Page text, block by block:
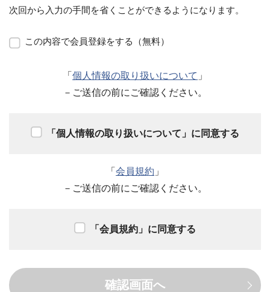
次回から入力の手間を省くことができるようになります。
この内容で会員登録をする（無料）
「 個人情報の取り扱いについて 」
－ご送信の前にご確認ください。
「個人情報の取り扱いについて」に同意する
「 会員規約 」
－ご送信の前にご確認ください。
「会員規約」に同意する
確認画面へ